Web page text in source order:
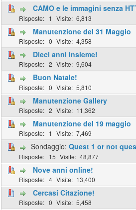
CAMO e le immagini senza
1 6,813
Manutenzione del 31 Maggio
0 4,358
Dieci anni insieme!
2 9,604
Buon Natale!
0 5,810
Manutenzione Gallery
2 11,362
Manutenzione del 19 maggio
1 7,469
Sondaggio:Quest 1 or not
15 48,877
Nove anni online!
4 13,400
Cercasi Citazione!
0 5,458